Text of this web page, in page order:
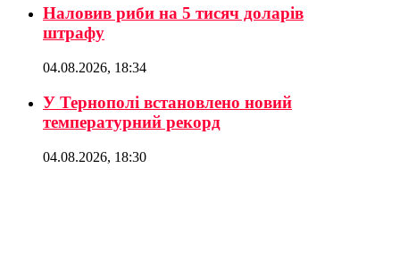
Наловив риби на 5 тисяч доларів
штрафу
04.08.2026, 18:34
У Тернополі встановлено новий
температурний рекорд
04.08.2026, 18:30